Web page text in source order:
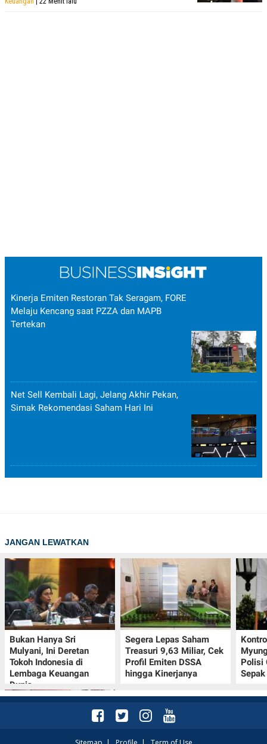
Kinerja Emiten Restoran Tak Seragam, FORE
Melaju Kencang saat PZZA dan MAPB
Tertekan
Net Sell Kembali Lagi, Jelang Akhir Pekan,
Simak Rekomendasi Saham Hari Ini
JANGAN LEWATKAN
Bukan Hanya Sri
Mulyani, Ini Deretan
Tokoh Indonesia di
Lembaga Keuangan
Dunia
Segera Lepas Saham
Treasuri 9,63 Miliar, Cek
Profil Emiten DSSA
hingga Kinerjanya
Polisi